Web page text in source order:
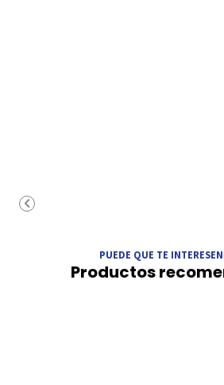
PUEDE QUE TE
Productos